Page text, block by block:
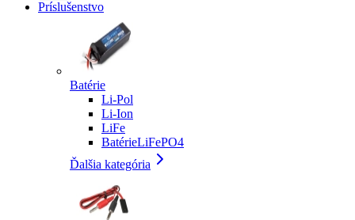
Príslušenstvo
Batérie
Li-Pol
Li-Ion
LiFe
BatérieLiFePO4
Ďalšia kategória